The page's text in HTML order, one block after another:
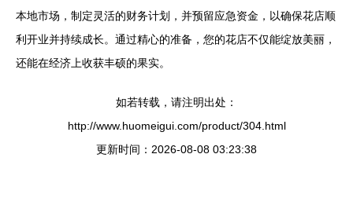
本地市场，制定灵活的财务计划，并预留应急资金，以确保花店顺
利开业并持续成长。通过精心的准备，您的花店不仅能绽放美丽，
还能在经济上收获丰硕的果实。
如若转载，请注明出处：
http://www.huomeigui.com/product/304.html
更新时间：2026-08-08 03:23:38